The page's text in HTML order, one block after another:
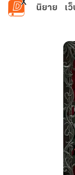
ข้ามไปยังเนื้อหาหลัก
นิยาย เ